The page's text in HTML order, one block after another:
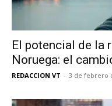
El potencial de la
Noruega: el
REDACCION VT - 3 de febrero